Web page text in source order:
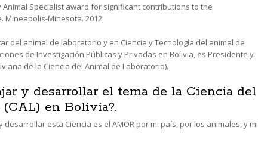
Specialist award for significant contributions to the
Minesota. 2012.
del animal de laboratorio y en Ciencia y Tecnología del animal de
de Investigación Públicas y Privadas en Bolivia, es Presidente y
de la Ciencia del Animal de Laboratorio).
y desarrollar el tema de la Ciencia del
en Bolivia?.
esta Ciencia es el AMOR por mi país, por los animales, y mi